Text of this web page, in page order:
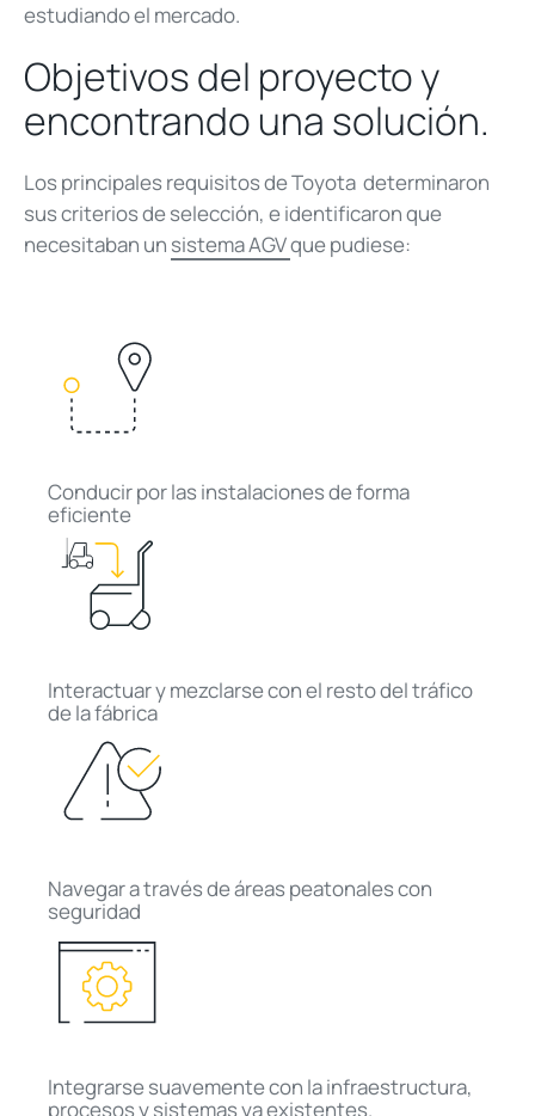
estudiando el mercado.
Objetivos del proyecto y
encontrando una solución.
Los principales requisitos de Toyota determinaron
sus criterios de selección, e identificaron que
necesitaban un sistema AGVque pudiese:
Conducir por las instalaciones de forma
eficiente
Interactuar y mezclarse con el resto del tráfico
de la fábrica
Navegar a través de áreas peatonales con
seguridad
Integrarse suavemente con la infraestructura,
procesos y sistemas ya existentes.